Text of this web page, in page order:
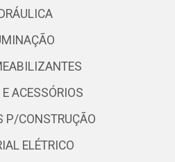
ACESSÓRIOS
P/CONSTRUÇÃO
ELÉTRICO